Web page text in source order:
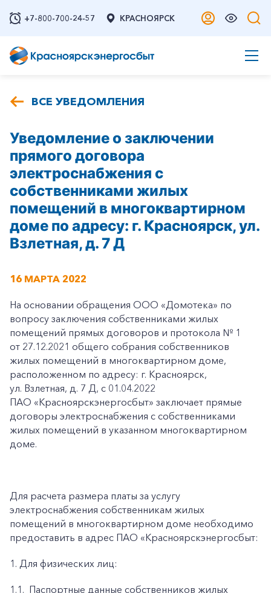
+7-800-700-24-57 КРАСНОЯРСК
ВСЕ УВЕДОМЛЕНИЯ
Уведомление о заключении
прямого договора
электроснабжения с
собственниками жилых
помещений в многоквартирном
доме по адресу: г. Красноярск, ул.
Взлетная, д. 7 Д
16 МАРТА 2022
На основании обращения ООО «Домотека» по
вопросу заключения собственниками жилых
помещений прямых договоров и протокола № 1
от 27.12.2021 общего собрания собственников
жилых помещений в многоквартирном доме,
расположенном по адресу: г. Красноярск,
ул. Взлетная, д. 7 Д, с 01.04.2022
ПАО «Красноярскэнергосбыт» заключает прямые
договоры электроснабжения с собственниками
жилых помещений в указанном многоквартирном
доме.
Для расчета размера платы за услугу
электроснабжения собственникам жилых
помещений в многоквартирном доме необходимо
предоставить в адрес ПАО «Красноярскэнергосбыт:
1. Для физических лиц:
1.1. Паспортные данные собственников жилых